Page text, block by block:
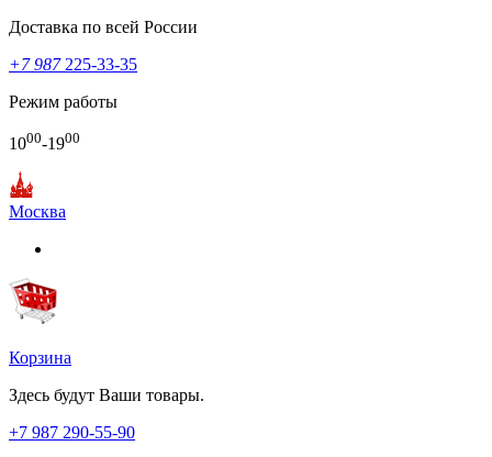
Доставка по всей России
+7 987225-33-35
Режим работы
1000-1900
Москва
Корзина
Здесь будут Ваши товары.
+7 987 290-55-90